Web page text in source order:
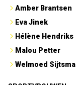
Amber Brantsen
Eva Jinek
Hélène Hendriks
Malou Petter
Welmoed Sijtsma